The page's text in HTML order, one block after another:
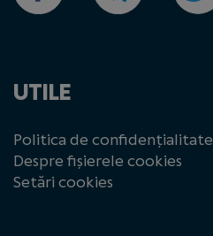
UTILE
Politica de confidențialitate
Despre fișierele cookies
Setări cookies